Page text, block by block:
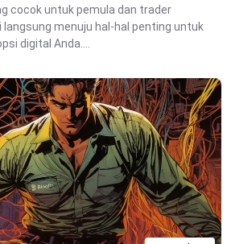
cocok untuk pemula dan trader
langsung menuju hal-hal penting untuk
digital Anda....